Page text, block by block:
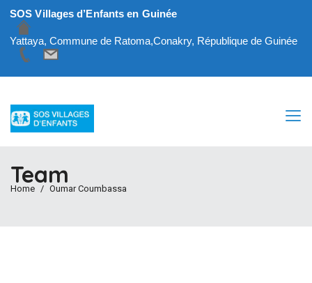
SOS Villages d’Enfants en Guinée
Yattaya, Commune de Ratoma,Conakry, République de Guinée
Team
Home Oumar Coumbassa